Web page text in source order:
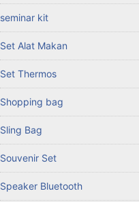
seminar kit
Set Alat Makan
Set Thermos
Shopping bag
Sling Bag
Souvenir Set
Speaker Bluetooth